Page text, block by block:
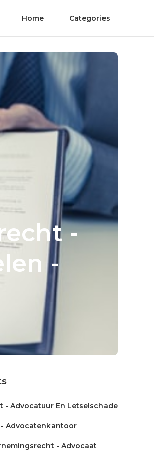
Home Categories
-
-
- Advocatuur En Letselschade
Advocatenkantoor
- Advocaat